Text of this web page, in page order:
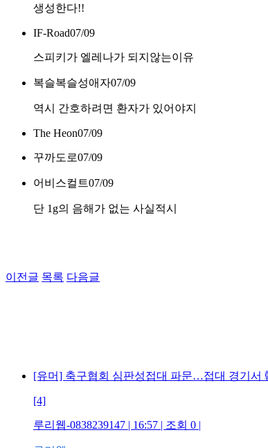
생성한다!!
IF-Road07/09
스피키가 엘레나가 되지않는이유
복슬복슬성애자07/09
역시 간호하려면 환자가 있어야지
The Heon07/09
꾸까도로07/09
어비스컬트07/09
단 1g의 음해가 없는 사실적시
이전글 목록 다음글
[유머] 축구협회 심판성접대 파문…접대 경기서
[4]
루리웹-0838239147 | 16:57 | 조회 0 |